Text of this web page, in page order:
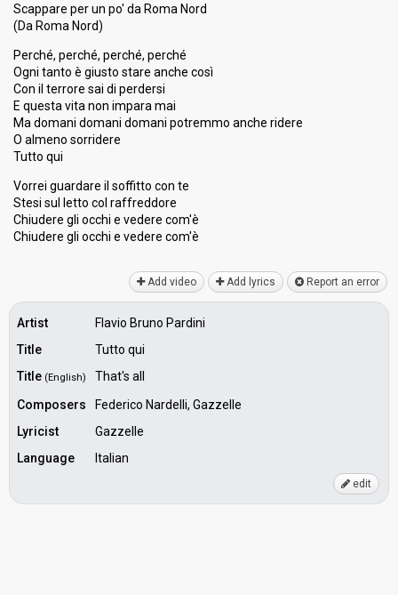
Scappare per un po' da Roma Nord
(Da Roma Nord)
Perché, perché, perché, perché
Ogni tanto è giusto stare anche così
Con il terrore sai di perdersi
E questa vita non impara mai
Ma domani domani domani potremmo anche ridere
O almeno sorridere
Tutto qui
Vorrei guardare il soffitto con te
Stesi ѕul letto col rаffreddore
Chiudere gli occhi e vedere com'è
Chiudere gli occhi e vedere com'è
Add video Add lyrics Report an error
Artist
Flavio Bruno Pardini
Title
Tutto qui
Title (English)
That's all
Composers
Federico Nardelli, Gazzelle
Lyricist
Gazzelle
Language
Italian
edit